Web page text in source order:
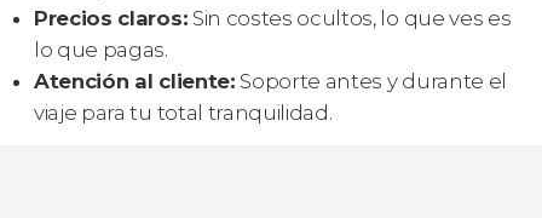
Precios claros: Sin costes ocultos, lo que ves es
lo que pagas.
Atención al cliente: Soporte antes y durante el
viaje para tu total tranquilidad.